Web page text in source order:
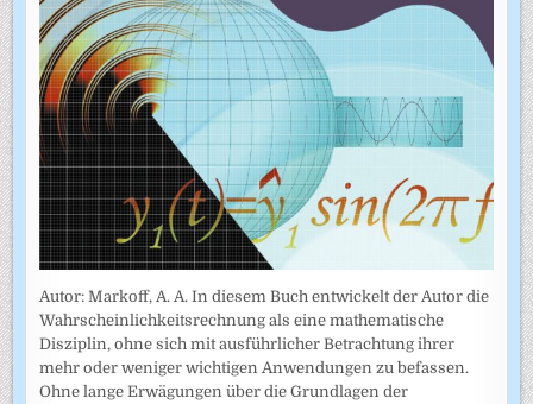
Autor: Markoff, A. A. In diesem Buch entwickelt der Autor die
Wahrscheinlichkeitsrechnung als eine mathematische
Disziplin, ohne sich mit ausführlicher Betrachtung ihrer
mehr oder weniger wichtigen Anwendungen zu befassen.
Ohne lange Erwägungen über die Grundlagen der